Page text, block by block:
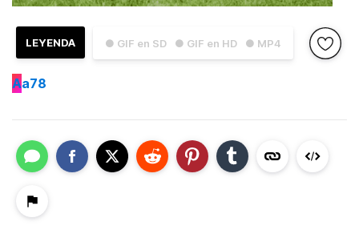
● GIF en SD ● GIF en HD ● MP4
LEYENDA
Aa78